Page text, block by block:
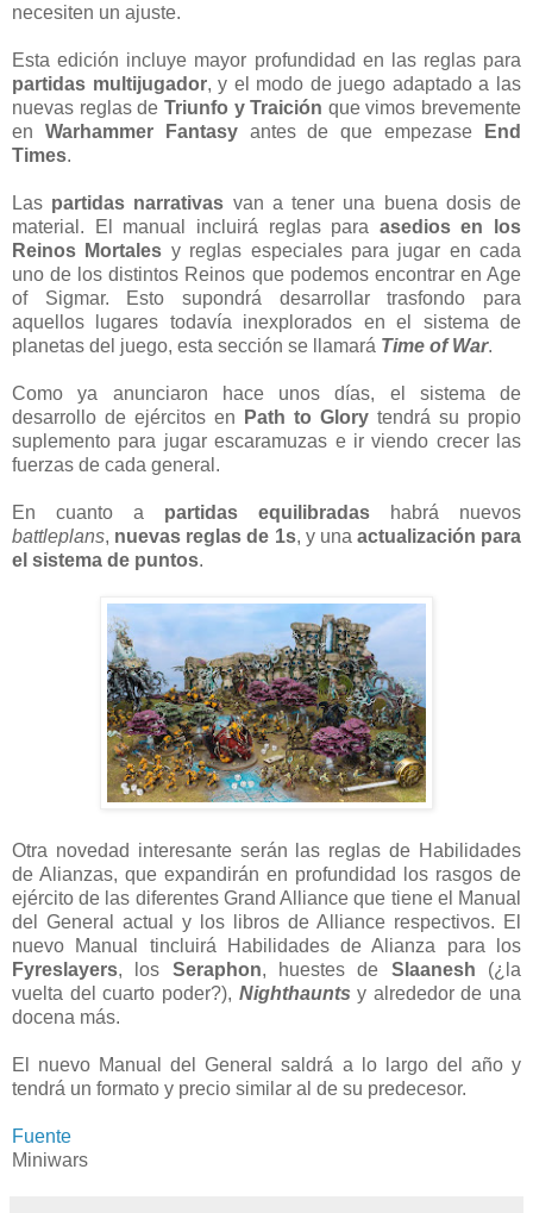
necesiten un ajuste.
Esta edición incluye mayor profundidad en las reglas para
partidas multijugador, y el modo de juego adaptado a las
nuevas reglas de Triunfo y Traición que vimos brevemente
en Warhammer Fantasyantes de que empezase
End
Times.
Las partidas narrativas van a tener una buena dosis de
material. El manual incluirá reglas para asedios en los
Reinos Mortales y reglas especiales para jugar en cada
uno de los distintos Reinos que podemos encontrar en Age
of Sigmar. Esto supondrá desarrollar trasfondo para
aquellos lugares todavía inexplorados en el sistema de
planetas del juego, esta sección se llamará Time of War.
Como ya anunciaron hace unos días, el sistema de
desarrollo de ejércitos en
Path to Glory tendrá su propio
suplemento para jugar escaramuzas e ir viendo crecer las
fuerzas de cada general.
En cuanto a partidas equilibradas habrá nuevos
battleplans, nuevas reglas de 1s, y una actualización para
el sistema de puntos.
Otra novedad interesante serán las reglas de Habilidades
de Alianzas, que expandirán en profundidad los rasgos de
ejército de las diferentes Grand Alliance que tiene el Manual
del General actual y los libros de Alliance respectivos. El
nuevo Manual tincluirá Habilidades de Alianza para los
Fyreslayers, los Seraphon, huestes de Slaanesh (¿la
vuelta del cuarto poder?), Nighthaunts y alrededor de una
docena más.
El nuevo Manual del General saldrá a lo largo del año y
tendrá un formato y precio similar al de su predecesor.
Fuente
Miniwars